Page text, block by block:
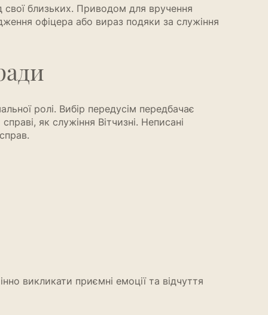
свої близьких. Приводом для вручення
офіцера або вираз подяки за служіння
ролі. Вибір передусім передбачає
як служіння Вітчизні. Неписані
викликати приємні емоції та відчуття